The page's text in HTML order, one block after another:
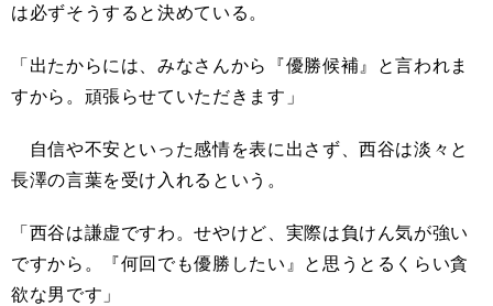
は必ずそうすると決めている。
「出たからには、みなさんから『優勝候補』と言われま
すから。頑張らせていただきます」
自信や不安といった感情を表に出さず、西谷は淡々と
長澤の言葉を受け入れるという。
「西谷は謙虚ですわ。せやけど、実際は負けん気が強い
ですから。『何回でも優勝したい』と思うとるくらい貪
欲な男です」